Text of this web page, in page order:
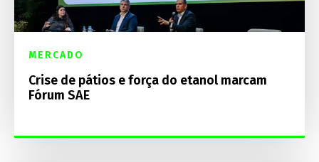
MERCADO
Crise de pátios e força do etanol marcam
Fórum SAE